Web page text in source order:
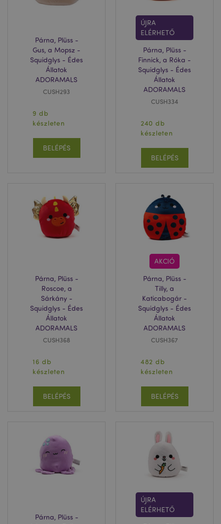
Párna, Plüss -
Gus, a Mopsz -
Squidglys - Édes
Állatok
ADORAMALS
CUSH293
9 db
készleten
BELÉPÉS
ÚJRA
ELÉRHETŐ
Párna, Plüss -
Finnick, a Róka -
Squidglys - Édes
Állatok
ADORAMALS
CUSH334
240 db
készleten
BELÉPÉS
Párna, Plüss -
Roscoe, a
Sárkány -
Squidglys - Édes
Állatok
ADORAMALS
CUSH368
16 db
készleten
BELÉPÉS
AKCIÓ
Párna, Plüss -
Tilly, a
Katicabogár -
Squidglys - Édes
Állatok
ADORAMALS
CUSH367
482 db
készleten
BELÉPÉS
Párna, Plüss -
ÚJRA
ELÉRHETŐ